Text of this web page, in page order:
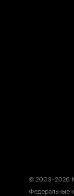
© 2003–2026
Федеральные